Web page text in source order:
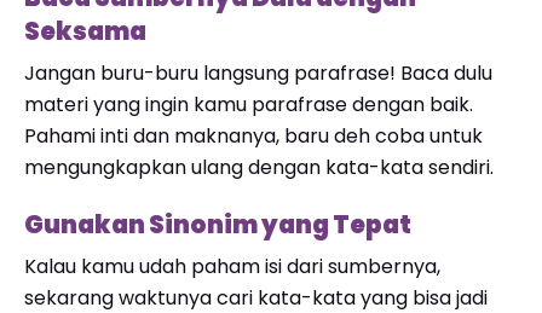
Seksama
Jangan buru-buru langsung parafrase! Baca dulu
materi yang ingin kamu parafrase dengan baik.
Pahami inti dan maknanya, baru deh coba untuk
mengungkapkan ulang dengan kata-kata sendiri.
Gunakan Sinonim yang Tepat
Kalau kamu udah paham isi dari sumbernya,
sekarang waktunya cari kata-kata yang bisa jadi